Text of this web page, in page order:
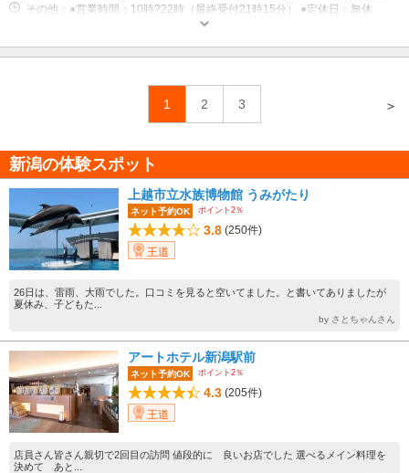
その他：●営業時間：10時?22時（最終受付21時15分） ●定休日：無休
1 2 3 ＞
新潟の体験スポット
上越市立水族博物館 うみがたり
ネット予約OK ポイント2％
3.8 (250件)
王道
26日は、雷雨、大雨でした。口コミを見ると空いてました。と書いてありましたが
夏休み、子どもた...
by さとちゃんさん
アートホテル新潟駅前
ネット予約OK ポイント2％
4.3 (205件)
王道
店員さん皆さん親切で2回目の訪問 値段的に 良いお店でした 選べるメイン料理を
決めて あと...